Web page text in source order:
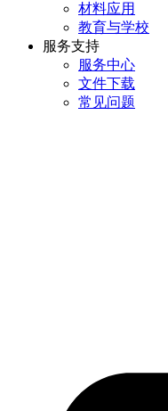
材料应用
教育与学校
服务支持
服务中心
文件下载
常见问题